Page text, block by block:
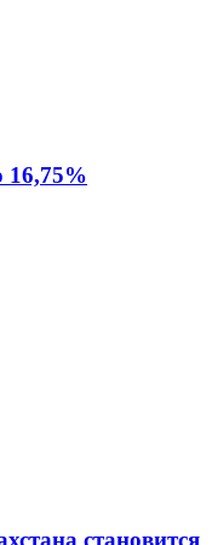
16,75%
становится